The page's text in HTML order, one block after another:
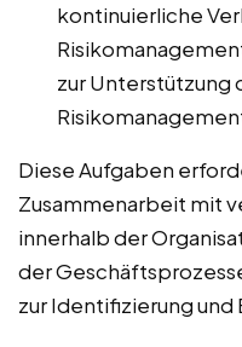
kontinuierliche
zur Unterstützung
Diese Aufgaben
Zusammenarbeit mit
innerhalb der
der
zur Identifizierung und